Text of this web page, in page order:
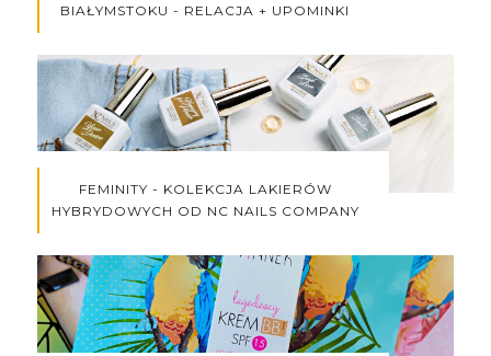
BIAŁYMSTOKU - RELACJA + UPOMINKI
FEMINITY - KOLEKCJA LAKIERÓW
HYBRYDOWYCH OD NC NAILS COMPANY